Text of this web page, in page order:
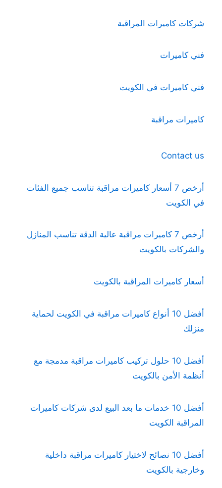
شركات كاميرات المراقبة
فني كاميرات
فني كاميرات فى الكويت
كاميرات مراقبة
Contact us
أرخص 7 أسعار كاميرات مراقبة تناسب جميع الفئات
في الكويت
أرخص 7 كاميرات مراقبة عالية الدقة تناسب المنازل
والشركات بالكويت
أسعار كاميرات المراقبة بالكويت
أفضل 10 أنواع كاميرات مراقبة في الكويت لحماية
منزلك
أفضل 10 حلول تركيب كاميرات مراقبة مدمجة مع
أنظمة الأمن بالكويت
أفضل 10 خدمات ما بعد البيع لدى شركات كاميرات
المراقبة الكويت
أفضل 10 نصائح لاختيار كاميرات مراقبة داخلية
وخارجية بالكويت